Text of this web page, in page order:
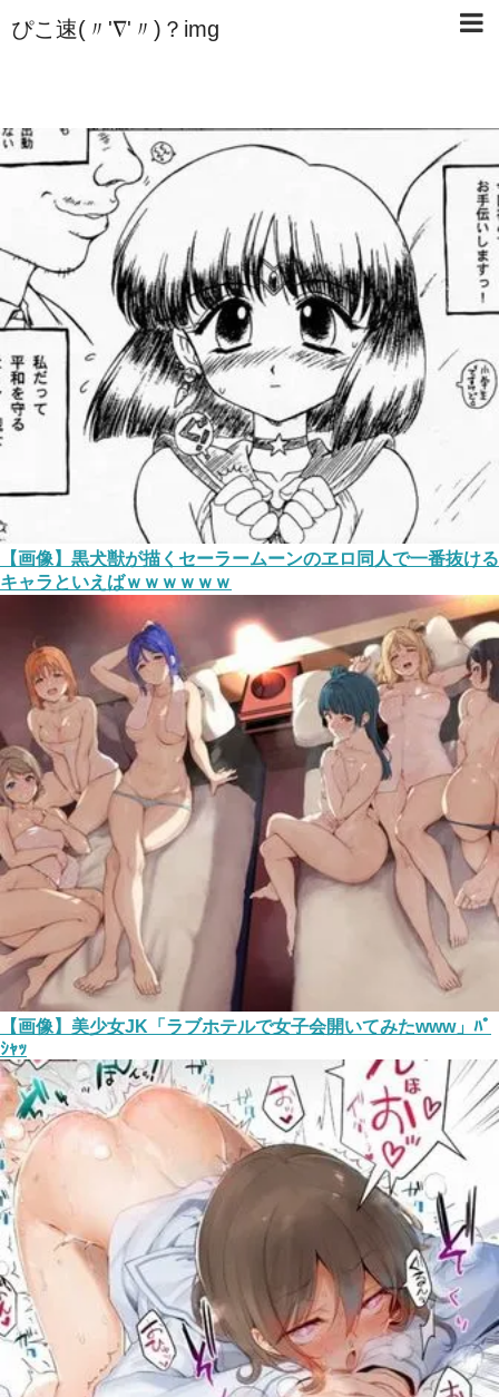
ぴこ速(〃'∇'〃)？img
【画像】黒犬獣が描くセーラームーンのヱロ同人で一番抜ける
キャラといえばｗｗｗｗｗｗ
【画像】美少女JK「ラブホテルで女子会開いてみたwww」ﾊﾟ
ｼｬｯ